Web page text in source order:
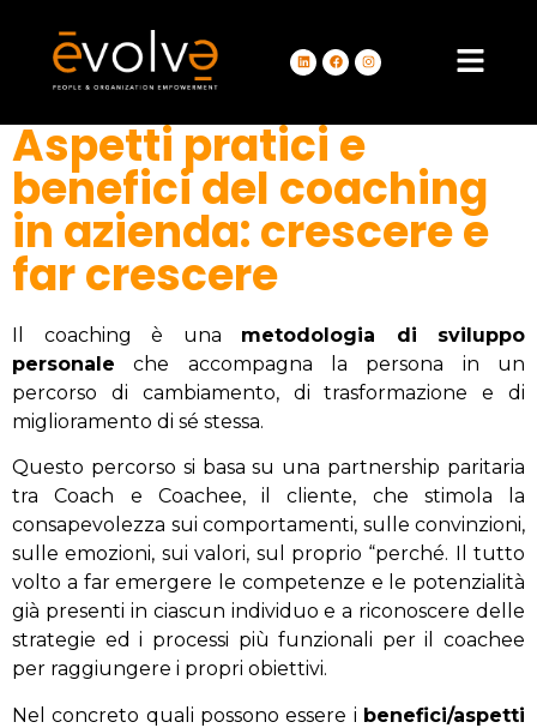
Aspetti pratici e
benefici del coaching
in azienda: crescere e
far crescere
Il coaching è una metodologia di sviluppo
personale che accompagna la persona in un
percorso di cambiamento, di trasformazione e di
miglioramento di sé stessa.
Questo percorso si basa su una partnership paritaria
tra Coach e Coachee, il cliente, che stimola la
consapevolezza sui comportamenti, sulle convinzioni,
sulle emozioni, sui valori, sul proprio “perché. Il tutto
volto a far emergere le competenze e le potenzialità
già presenti in ciascun individuo e a riconoscere delle
strategie ed i processi più funzionali per il coachee
per raggiungere i propri obiettivi.
Nel concreto quali possono essere i benefici/aspetti